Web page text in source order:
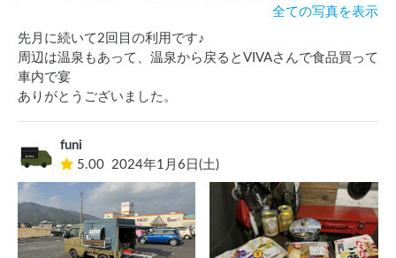
全ての写真を表示
先月に続いて2回目の利用です♪
周辺は温泉もあって、温泉から戻るとVIVAさんで食品買って
車内で宴
ありがとうございました。
funi
5.00 2024年1月6日(土)